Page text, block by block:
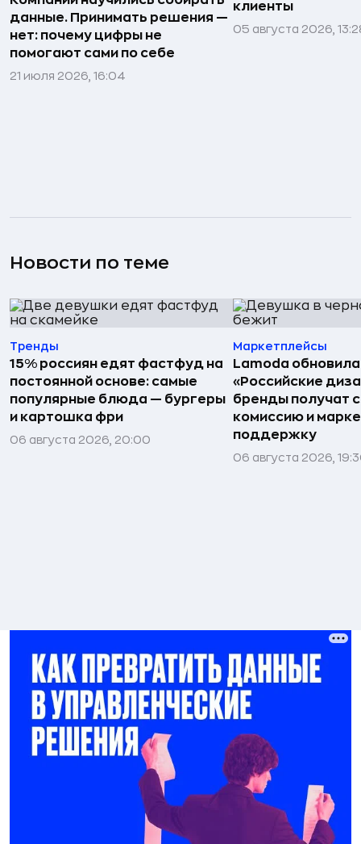
данные. Принимать решения —
нет: почему цифры не
помогают сами по себе
21 июля 2026, 16:04
клиенты
05 августа 2026,
Новости по теме
Тренды
15% россиян едят фастфуд на
постоянной основе: самые
популярные блюда — бургеры
и картошка фри
06 августа 2026, 20:00
Маркетплейсы
Lamoda
«Российские
бренды получат
комиссию и
поддержку
06 августа 2026,